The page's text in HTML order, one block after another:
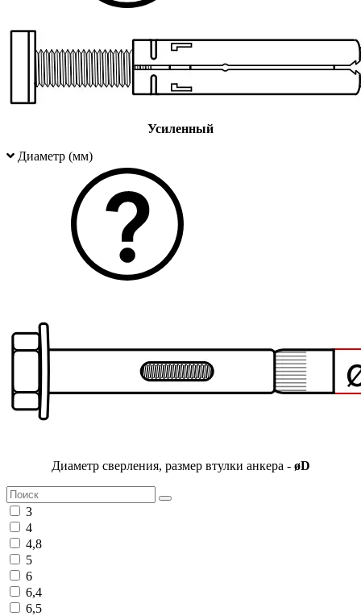
Усиленный
Диаметр (мм)
Диаметр сверления, размер втулки анкера - øD
3
4
4,8
5
6
6,4
6,5